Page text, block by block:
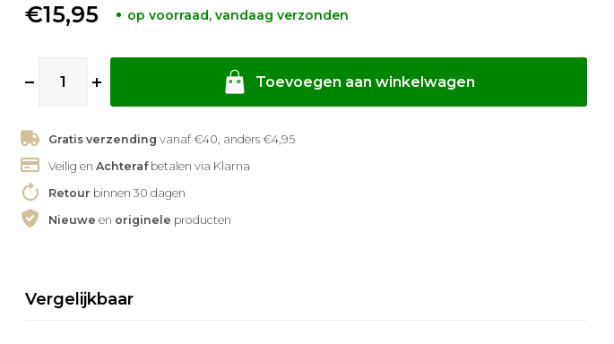
€15,95 op voorraad, vandaag verzonden
Toevoegen aan winkelwagen
Gratis verzending vanaf €40, anders €4,95
Veilig en Achterafbetalen via Klarna
Retour binnen 30 dagen
Nieuwe en originele producten
Vergelijkbaar